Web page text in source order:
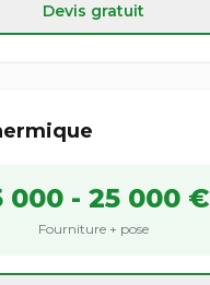
Devis gratuit
000 - 25 000 €
Fourniture + pose